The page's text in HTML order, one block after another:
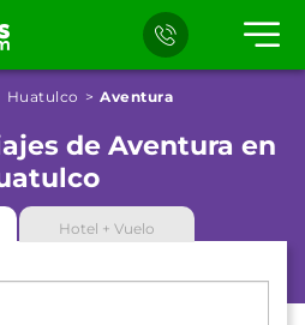
Huatulco Aventura
de Aventura en
Hotel + Vuelo